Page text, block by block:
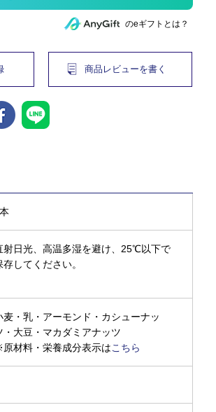
のeギフトとは？
商品レビューを書く
射日光、高温多湿を避け、25℃以下で
存してください。
麦・乳・アーモンド・カシューナッ
・大豆・マカダミアナッツ
材料・栄養成分表示はこちら